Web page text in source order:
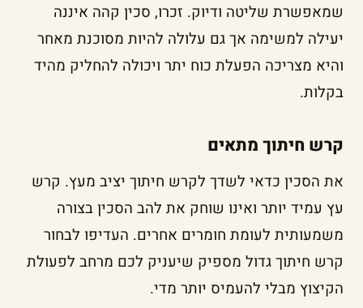
שמאפשרת שליטה ודיוק. זכרו, סכין קהה איננה
יעילה למשימה אך גם עלולה להיות מסוכנת מאחר
והיא מצריכה הפעלת כוח יתר ויכולה להחליק מהיד
בקלות.
קרש חיתוך מתאים
את הסכין כדאי לשדך לקרש חיתוך יציב מעץ. קרש
עץ עמיד יותר ואינו שוחק את להב הסכין בצורה
משמעותית לעומת חומרים אחרים. העדיפו לבחור
קרש חיתוך גדול מספיק שיעניק לכם מרחב לפעולת
הקיצוץ מבלי להעמיס יותר מדי.